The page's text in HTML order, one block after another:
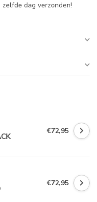
zelfde dag verzonden!
€72,95
€72,95